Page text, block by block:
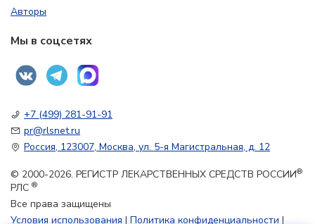
Авторы
Мы в соцсетях
+7 (499) 281-91-91
pr@rlsnet.ru
Россия, 123007, Москва, ул. 5-я Магистральная, д. 12
© 2000-2026. РЕГИСТР ЛЕКАРСТВЕННЫХ СРЕДСТВ РОССИИ®
РЛС ®
Все права защищены
Условия использования | Политика конфиденциальности |